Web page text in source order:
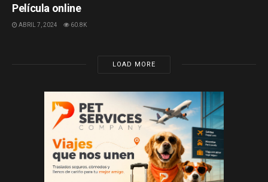
Película online
ABRIL 7, 2024 60.8K
LOAD MORE